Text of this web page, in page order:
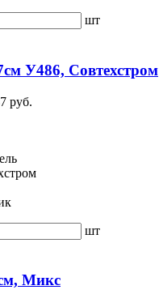
шт
У486, Совтехстром
руб.
шт
Микс